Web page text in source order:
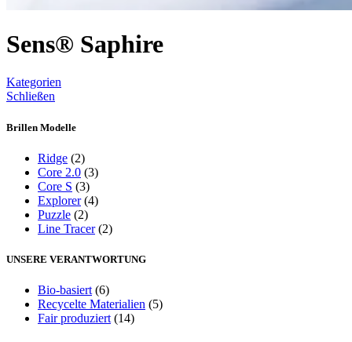
Sens® Saphire
Kategorien
Schließen
Brillen Modelle
Ridge (2)
Core 2.0 (3)
Core S (3)
Explorer (4)
Puzzle (2)
Line Tracer (2)
UNSERE VERANTWORTUNG
Bio-basiert (6)
Recycelte Materialien (5)
Fair produziert (14)